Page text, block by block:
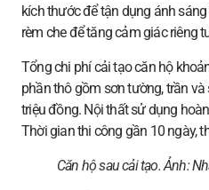
kích thước để tận dụng ánh
rèm che để tăng cảm giác riêng
Tổng chi phí cải tạo căn hộ
phần thô gồm sơn tường, trần
triệu đồng. Nội thất sử dụng
Thời gian thi công gần 10 ngày,
Căn hộ sau cải tạo. Ảnh: